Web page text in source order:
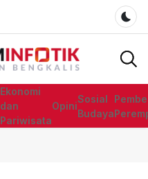
Ekonomi
dan
Pariwisata
Opini
Sosial
Budaya